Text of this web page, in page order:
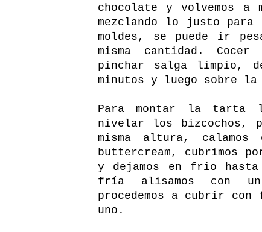
chocolate y volvemos a
mezclando lo justo
moldes, se puede ir
misma cantidad.
pinchar salga limpio,
minutos y luego sobre
Para montar la tarta
nivelar los bizcochos,
misma altura,
buttercream, cubrimos
y dejamos en frio
fría alisamos con
procedemos a cubrir
uno.